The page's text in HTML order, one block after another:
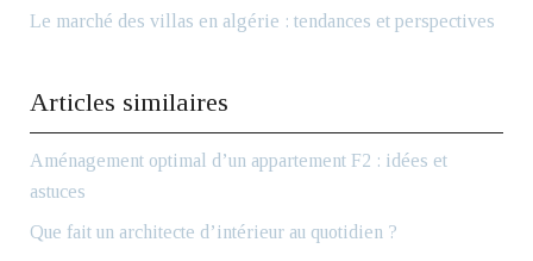
Le marché des villas en algérie : tendances et perspectives
Articles similaires
Aménagement optimal d’un appartement F2 : idées et
astuces
Que fait un architecte d’intérieur au quotidien ?